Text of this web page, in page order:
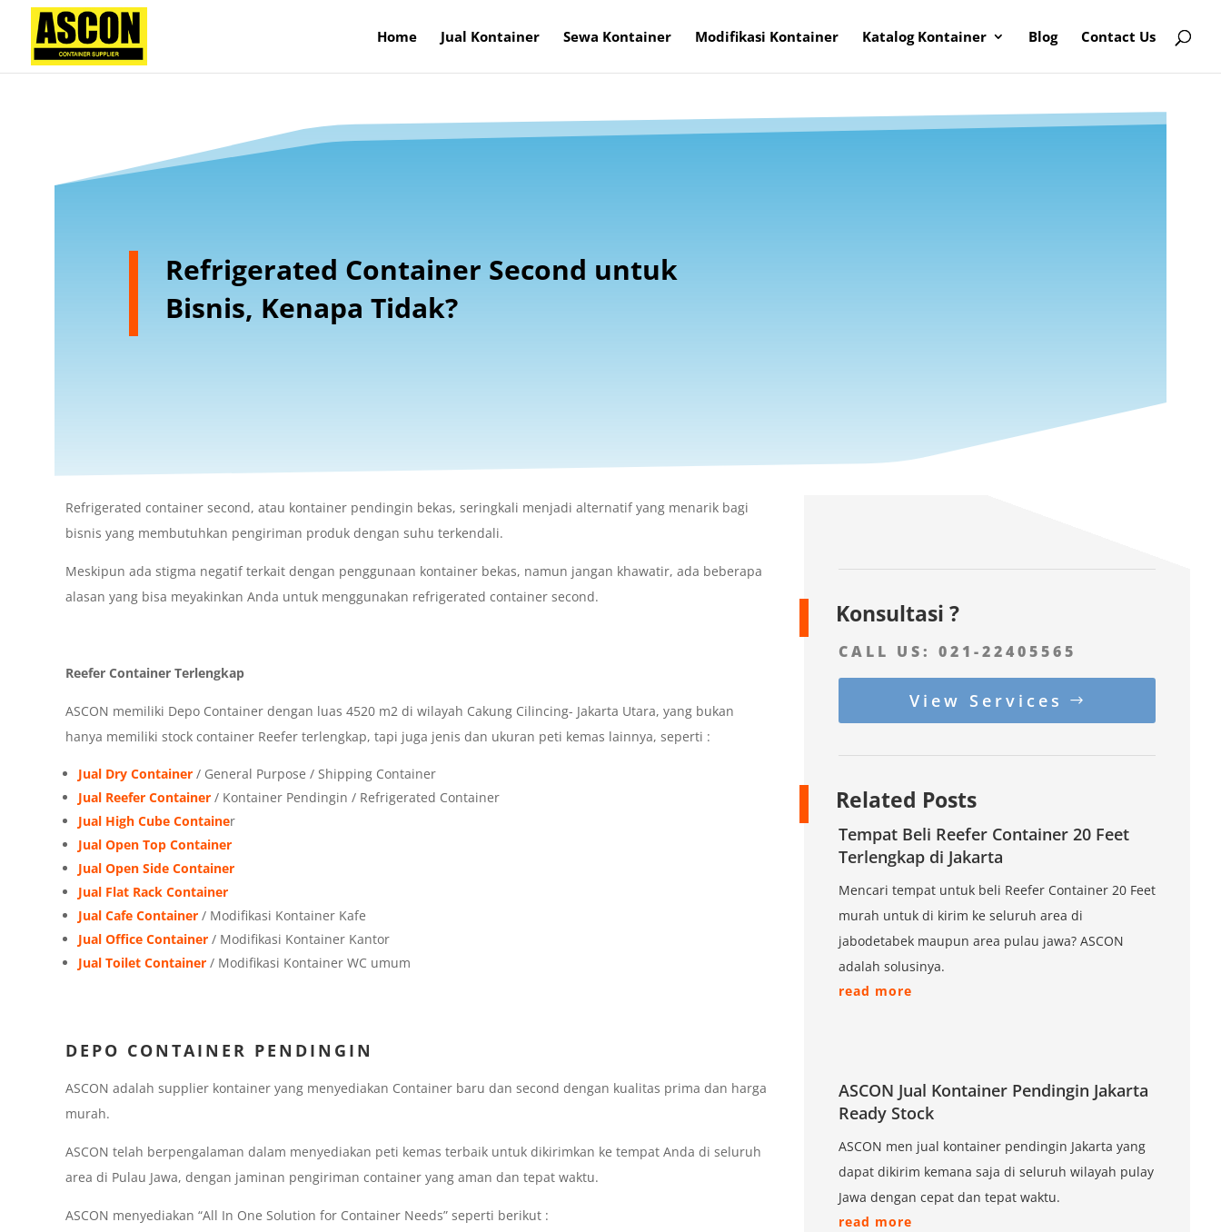
Home Jual Kontainer Sewa Kontainer Modifikasi Kontainer Katalog Kontainer Blog Contact Us
Refrigerated Container Second untuk
Bisnis, Kenapa Tidak?
Refrigerated container second, atau kontainer pendingin bekas, seringkali menjadi alternatif yang menarik bagi
bisnis yang membutuhkan pengiriman produk dengan suhu terkendali.
Meskipun ada stigma negatif terkait dengan penggunaan kontainer bekas, namun jangan khawatir, ada beberapa
alasan yang bisa meyakinkan Anda untuk menggunakan refrigerated container second.
Reefer Container Terlengkap
ASCON memiliki Depo Container dengan luas 4520 m2 di wilayah Cakung Cilincing- Jakarta Utara, yang bukan
hanya memiliki stock container Reefer terlengkap, tapi juga jenis dan ukuran peti kemas lainnya, seperti :
Jual Dry Container/ General Purpose / Shipping Container
Jual Reefer Container/ Kontainer Pendingin / Refrigerated Container
Jual High Cube Container
Jual Open Top Container
Jual Open Side Container
Jual Flat Rack Container
Jual Cafe Container/ Modifikasi Kontainer Kafe
Jual Office Container/ Modifikasi Kontainer Kantor
Jual Toilet Container/ Modifikasi Kontainer WC umum
DEPO CONTAINER PENDINGIN
ASCON adalah supplier kontainer yang menyediakan Container baru dan second dengan kualitas prima dan harga
murah.
ASCON telah berpengalaman dalam menyediakan peti kemas terbaik untuk dikirimkan ke tempat Anda di seluruh
area di Pulau Jawa, dengan jaminan pengiriman container yang aman dan tepat waktu.
ASCON menyediakan “All In One Solution for Container Needs” seperti berikut :
Konsultasi ?
CALL US:021-22405565
View Services
Related Posts
Tempat Beli Reefer Container 20 Feet
Terlengkap di Jakarta
Mencari tempat untuk beli Reefer Container 20 Feet
murah untuk di kirim ke seluruh area di
jabodetabek maupun area pulau jawa? ASCON
adalah solusinya.
read more
ASCON Jual Kontainer Pendingin Jakarta
Ready Stock
ASCON men jual kontainer pendingin Jakarta yang
dapat dikirim kemana saja di seluruh wilayah pulay
Jawa dengan cepat dan tepat waktu.
read more